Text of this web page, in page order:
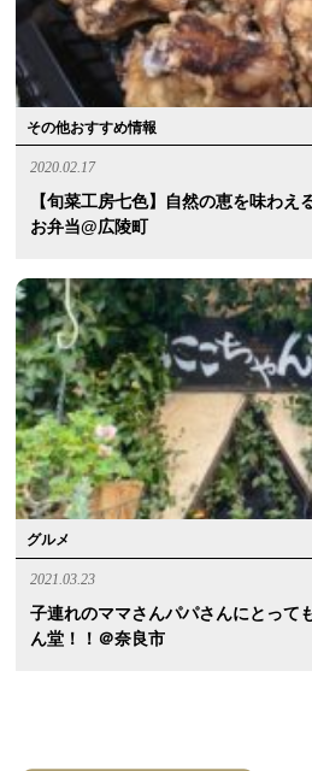
その他おすすめ情報
2020.02.17
【旬菜工房七色】自然の恵を味わえ
お弁当@広陵町
グルメ
2021.03.23
子連れのママさんパパさんにとって
ん堂！！＠奈良市